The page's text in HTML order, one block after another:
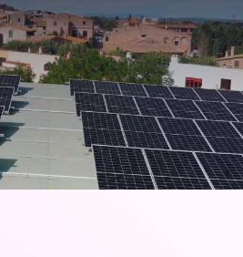
Community